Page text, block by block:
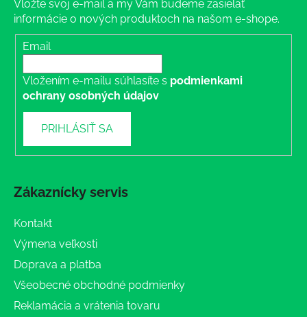
Vložte svoj e-mail a my Vám budeme zasielať
informácie o nových produktoch na našom e-shope.
Email
Vložením e-mailu súhlasíte s podmienkami
ochrany osobných údajov
PRIHLÁSIŤ SA
Zákaznícky servis
Kontakt
Výmena veľkosti
Doprava a platba
Všeobecné obchodné podmienky
Reklamácia a vrátenia tovaru